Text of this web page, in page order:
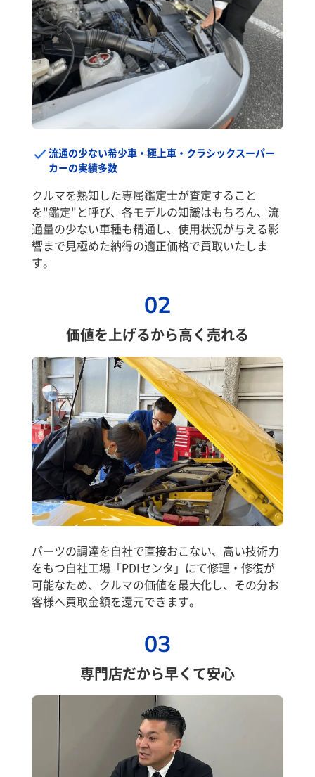
流通の少ない希少車・極上車・クラシックスーパー
カーの実績多数
クルマを熟知した専属鑑定士が査定すること
を"鑑定"と呼び、各モデルの知識はもちろん、流
通量の少ない車種も精通し、使用状況が与える影
響まで見極めた納得の適正価格で買取いたしま
す。
02
価値を上げるから高く売れる
パーツの調達を自社で直接おこない、高い技術力
をもつ自社工場「PDIセンタ」にて修理・修復が
可能なため、クルマの価値を最大化し、その分お
客様へ買取金額を還元できます。
03
専門店だから早くて安心